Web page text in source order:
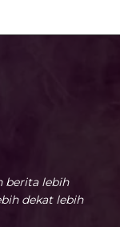
berita lebih
dekat lebih